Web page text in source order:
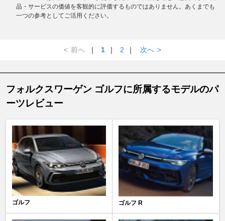
品・サービスの価値を客観的に評価するものではありません。あくまでも
一つの参考としてご活用ください。
< 前へ ｜ 1 ｜ 2 ｜ 次へ >
フォルクスワーゲン ゴルフに所属するモデルのパ
ーツレビュー
ゴルフ ゴルフ R